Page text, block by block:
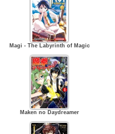
Magi - The Labyrinth of Magic
Maken no Daydreamer